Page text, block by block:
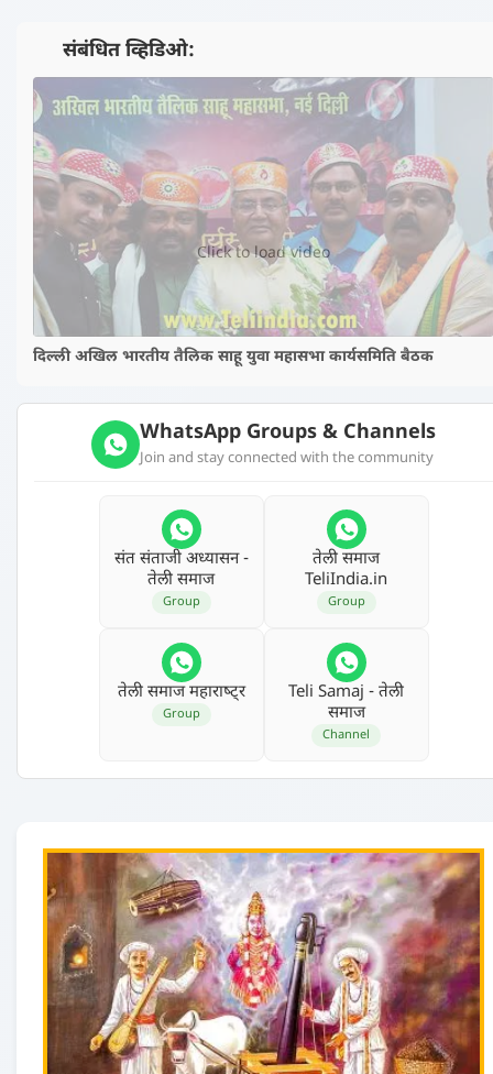
📺 संबंधित व्हिडिओ:
▶️
Click to load video
दिल्ली अखिल भारतीय तैलिक साहू युवा महासभा कार्यसमिति बैठक
WhatsApp Groups & Channels
Join and stay connected with the community
संत संताजी अध्‍यासन -
तेली समाज
Group
तेली समाज
TeliIndia.in
Group
तेली समाज महाराष्‍ट्र
Group
Teli Samaj - तेली
समाज
Channel